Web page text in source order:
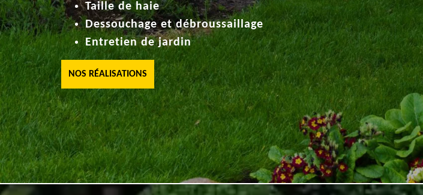
Taille de haie
Dessouchage et débroussaillage
Entretien de jardin
NOS RÉALISATIONS